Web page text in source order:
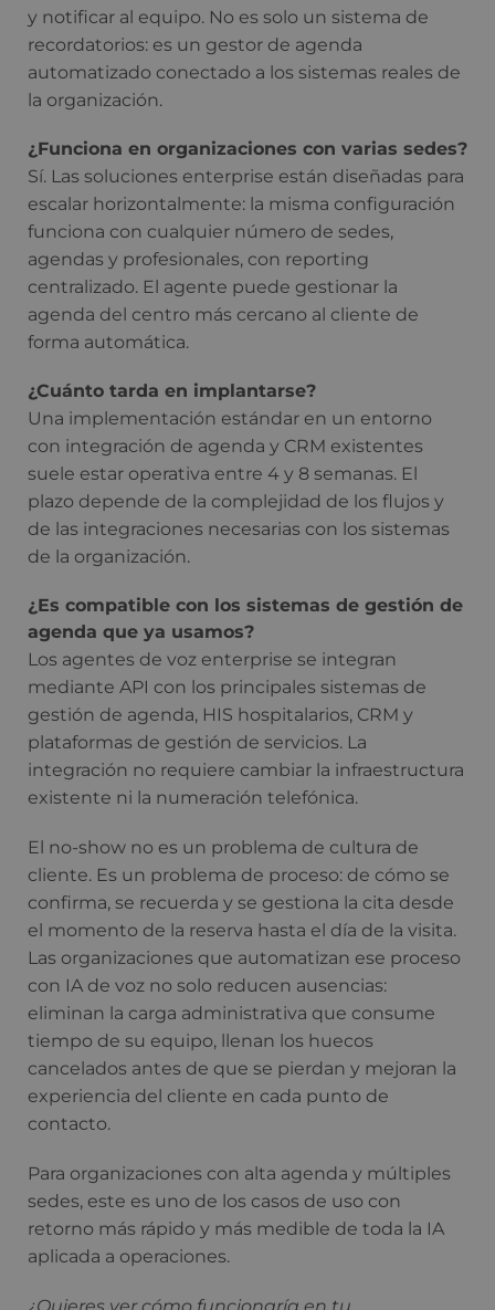
y notificar al equipo. No es solo un sistema de
recordatorios: es un gestor de agenda
automatizado conectado a los sistemas reales de
la organización.
¿Funciona en organizaciones con varias sedes?
Sí. Las soluciones enterprise están diseñadas para
escalar horizontalmente: la misma configuración
funciona con cualquier número de sedes,
agendas y profesionales, con reporting
centralizado. El agente puede gestionar la
agenda del centro más cercano al cliente de
forma automática.
¿Cuánto tarda en implantarse?
Una implementación estándar en un entorno
con integración de agenda y CRM existentes
suele estar operativa entre 4 y 8 semanas. El
plazo depende de la complejidad de los flujos y
de las integraciones necesarias con los sistemas
de la organización.
¿Es compatible con los sistemas de gestión de
agenda que ya usamos?
Los agentes de voz enterprise se integran
mediante API con los principales sistemas de
gestión de agenda, HIS hospitalarios, CRM y
plataformas de gestión de servicios. La
integración no requiere cambiar la infraestructura
existente ni la numeración telefónica.
El no-show no es un problema de cultura de
cliente. Es un problema de proceso: de cómo se
confirma, se recuerda y se gestiona la cita desde
el momento de la reserva hasta el día de la visita.
Las organizaciones que automatizan ese proceso
con IA de voz no solo reducen ausencias:
eliminan la carga administrativa que consume
tiempo de su equipo, llenan los huecos
cancelados antes de que se pierdan y mejoran la
experiencia del cliente en cada punto de
contacto.
Para organizaciones con alta agenda y múltiples
sedes, este es uno de los casos de uso con
retorno más rápido y más medible de toda la IA
aplicada a operaciones.